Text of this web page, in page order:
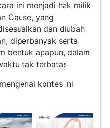
ini menjadi hak milik
Cause, yang
dan diubah
diperbanyak serta
bentuk apapun, dalam
tak terbatas
kontes ini